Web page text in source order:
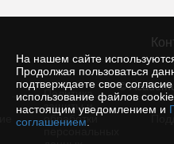
На нашем сайте
Продолжая пользоваться
подтверждаете свое
использование файлов cookie
настоящим уведомлением и
соглашением
©
Политика
защиты и
обработки